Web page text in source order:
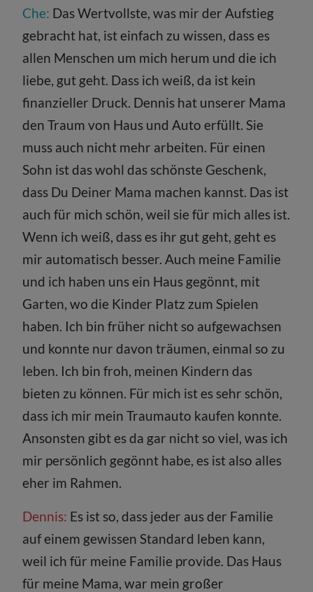
Che: Das Wertvollste, was mir der Aufstieg
gebracht hat, ist einfach zu wissen, dass es
allen Menschen um mich herum und die ich
liebe, gut geht. Dass ich weiß, da ist kein
finanzieller Druck. Dennis hat unserer Mama
den Traum von Haus und Auto erfüllt. Sie
muss auch nicht mehr arbeiten. Für einen
Sohn ist das wohl das schönste Geschenk,
dass Du Deiner Mama machen kannst. Das ist
auch für mich schön, weil sie für mich alles ist.
Wenn ich weiß, dass es ihr gut geht, geht es
mir automatisch besser. Auch meine Familie
und ich haben uns ein Haus gegönnt, mit
Garten, wo die Kinder Platz zum Spielen
haben. Ich bin früher nicht so aufgewachsen
und konnte nur davon träumen, einmal so zu
leben. Ich bin froh, meinen Kindern das
bieten zu können. Für mich ist es sehr schön,
dass ich mir mein Traumauto kaufen konnte.
Ansonsten gibt es da gar nicht so viel, was ich
mir persönlich gegönnt habe, es ist also alles
eher im Rahmen.
Dennis: Es ist so, dass jeder aus der Familie
auf einem gewissen Standard leben kann,
weil ich für meine Familie provide. Das Haus
für meine Mama, war mein großer